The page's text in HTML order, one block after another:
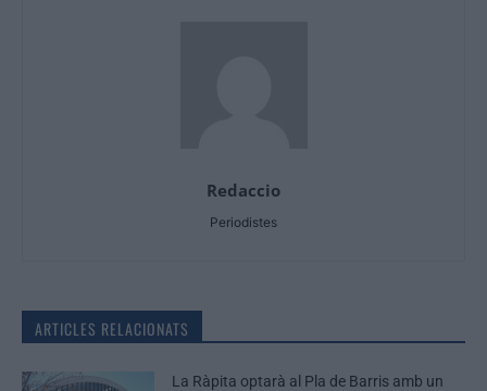
Redaccio
Periodistes
ARTICLES RELACIONATS
La Ràpita optarà al Pla de Barris amb un